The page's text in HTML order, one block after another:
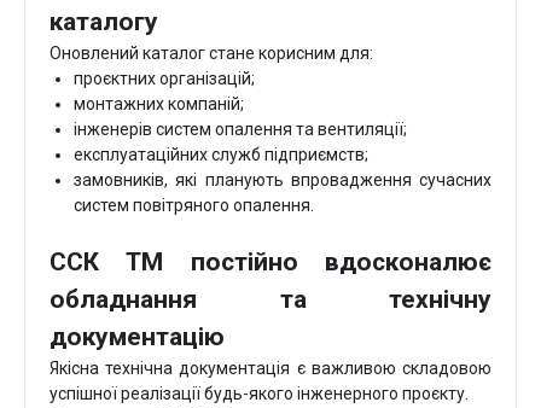
каталогу
Оновлений каталог стане корисним для:
проєктних організацій;
монтажних компаній;
інженерів систем опалення та вентиляції;
експлуатаційних служб підприємств;
замовників, які планують впровадження сучасних
систем повітряного опалення.
ССК ТМ постійно вдосконалює
обладнання та технічну
документацію
Якісна технічна документація є важливою складовою
успішної реалізації будь-якого інженерного проєкту.